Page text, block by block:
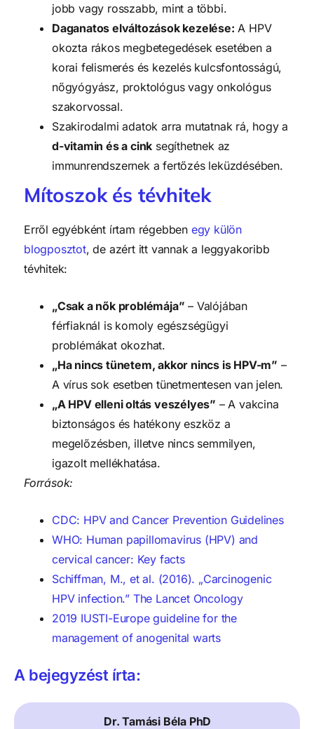
jobb vagy rosszabb, mint a többi.
Daganatos elváltozások kezelése: A HPV
okozta rákos megbetegedések esetében a
korai felismerés és kezelés kulcsfontosságú,
nőgyógyász, proktológus vagy onkológus
szakorvossal.
Szakirodalmi adatok arra mutatnak rá, hogy a
d-vitamin és a cink segíthetnek az
immunrendszernek a fertőzés leküzdésében.
Mítoszok és tévhitek
Erről egyébként írtam régebben egy külön
blogposztot, de azért itt vannak a leggyakoribb
tévhitek:
„Csak a nők problémája” – Valójában
férfiaknál is komoly egészségügyi
problémákat okozhat.
„Ha nincs tünetem, akkor nincs is HPV-m” –
A vírus sok esetben tünetmentesen van jelen.
„A HPV elleni oltás veszélyes” – A vakcina
biztonságos és hatékony eszköz a
megelőzésben, illetve nincs semmilyen,
igazolt mellékhatása.
Források:
CDC: HPV and Cancer Prevention Guidelines
WHO: Human papillomavirus (HPV) and
cervical cancer: Key facts
Schiffman, M., et al. (2016). „Carcinogenic
HPV infection.” The Lancet Oncology
2019 IUSTI-Europe guideline for the
management of anogenital warts
A bejegyzést írta:
Dr. Tamási Béla PhD